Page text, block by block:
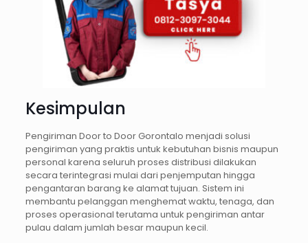
Kesimpulan
Pengiriman Door to Door Gorontalo menjadi solusi
pengiriman yang praktis untuk kebutuhan bisnis maupun
personal karena seluruh proses distribusi dilakukan
secara terintegrasi mulai dari penjemputan hingga
pengantaran barang ke alamat tujuan. Sistem ini
membantu pelanggan menghemat waktu, tenaga, dan
proses operasional terutama untuk pengiriman antar
pulau dalam jumlah besar maupun kecil.